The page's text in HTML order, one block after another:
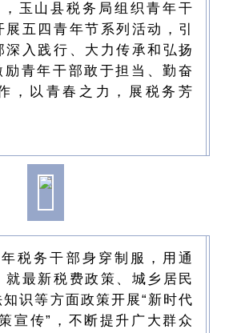
玉山县税务局组织青年干
五四青年节系列活动，引
深入践行、大力传承和弘扬
励青年干部敢于担当、勤奋
，以青春之力，展税务芳
税务干部身穿制服，用通
就最新税费政策、城乡居民
识等方面政策开展“新时代
宣传”，不断提升广大群众